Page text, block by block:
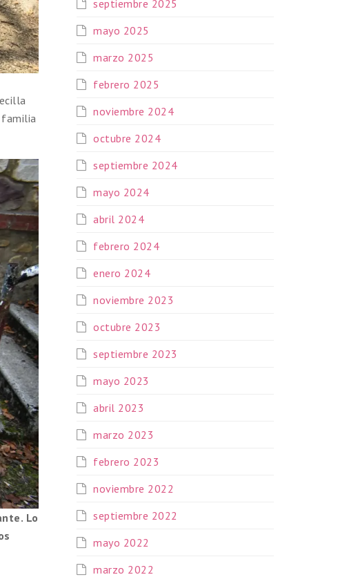
familia
Lo
septiembre 2025
mayo 2025
marzo 2025
febrero 2025
noviembre 2024
octubre 2024
septiembre 2024
mayo 2024
abril 2024
febrero 2024
enero 2024
noviembre 2023
octubre 2023
septiembre 2023
mayo 2023
abril 2023
marzo 2023
febrero 2023
noviembre 2022
septiembre 2022
mayo 2022
marzo 2022